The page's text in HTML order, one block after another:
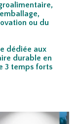
ou du
dédiée aux
durable en
3 temps forts